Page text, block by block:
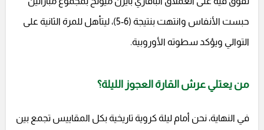
حبست الأنفاس وانتهت بنتيجة (6-5)، ليتأهل للمرة الثانية على
التوالي ويؤكد سطوته الأوروبية.
من يعتلي عرش القارة العجوز الليلة؟
في النهاية، نحن أمام ليلة كروية تاريخية بكل المقاييس تجمع بين